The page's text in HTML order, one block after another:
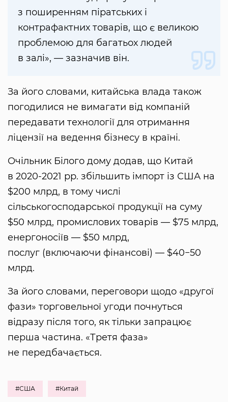
з поширенням піратських і
контрафактних товарів, що є великою
проблемою для багатьох людей
в залі», — зазначив він.
За його словами, китайська влада також
погодилися не вимагати від компаній
передавати технології для отримання
ліцензії на ведення бізнесу в країні.
Очільник Білого дому додав, що Китай
в 2020-2021 рр. збільшить імпорт із США на
$200 млрд, в тому числі
сільськогосподарської продукції на суму
$50 млрд, промислових товарів — $75 млрд,
енергоносіїв — $50 млрд,
послуг (включаючи фінансові) — $40−50
млрд.
За його словами, переговори щодо «другої
фази» торговельної угоди почнуться
відразу після того, як тільки запрацює
перша частина. «Третя фаза»
не передбачається.
#США #Китай